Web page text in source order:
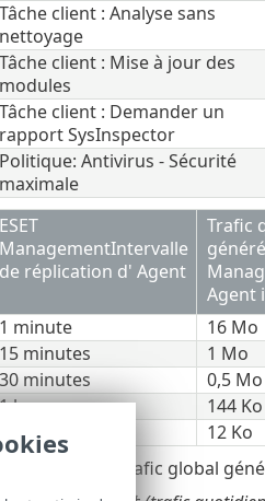
Tâche client : Analyse sans
nettoyage
Tâche client : Mise à jour des
modules
Tâche client : Demander un
rapport SysInspector
Politique: Antivirus - Sécurité
maximale
ESET
ManagementIntervalle
de réplication d' Agent
Trafic
Agent
1 minute
16 Mo
15 minutes
1 Mo
30 minutes
0,5 Mo
heure
144 Ko
1 jour
12 Ko
Pour estimer le trafic global